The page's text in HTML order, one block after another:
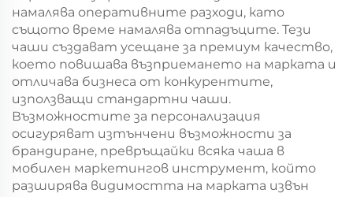
намалява оперативните разходи, като
същото време намалява отпадъците. Тези
чаши създават усещане за премиум качество,
което повишава възприемането на марката и
отличава бизнеса от конкурентите,
използващи стандартни чаши.
Възможностите за персонализация
осигуряват изтънчени възможности за
брандиране, превръщайки всяка чаша в
мобилен маркетингов инструмент, който
разширява видимостта на марката извън